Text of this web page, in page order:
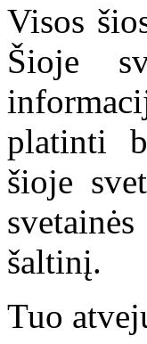
Visos
Šioje
platinti
šioje
šaltinį.
Tuo